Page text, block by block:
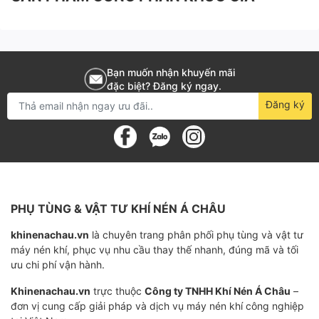
Chức năng nổi bật
Giúp bảo vệ các bộ phận quan trọng trong hệ thống
máy nén khí khỏi bị hư hỏng do dầu bôi trơn bẩn hoặc
Giảm thiểu các chi phí bảo trì và sửa chữa máy nén khí
do hư hỏng linh kiện trong quá trình vận hành.
Mua Lọc dầu máy nén khí Ingersoll Rand
46853099 không thể bỏ qua Khí Nén Á
Châu
Bạn muốn nhận khuyến mãi
đặc biệt? Đăng ký ngay.
Đăng ký
PHỤ TÙNG & VẬT TƯ KHÍ NÉN Á CHÂU
khinenachau.vn là chuyên trang phân phối phụ tùng và vật tư
máy nén khí, phục vụ nhu cầu thay thế nhanh, đúng mã và tối
ưu chi phí vận hành.
Khinenachau.vn trực thuộc Công ty TNHH Khí Nén Á Châu –
đơn vị cung cấp giải pháp và dịch vụ máy nén khí công nghiệp